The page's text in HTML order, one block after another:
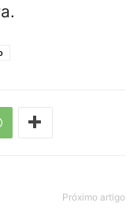
Próximo artigo